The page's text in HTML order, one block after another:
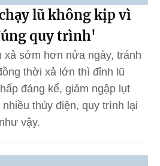
lũ không kịp vì
quy trình'
xả sớm hơn nửa ngày, tránh
thời xả lớn thì đỉnh lũ
đáng kể, giảm ngập lụt
thủy điện, quy trình lại
vậy.